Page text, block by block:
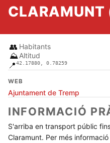
CLARAMUNT
👥 Habitants
⛰️ Altitud
📍42.17880, 0.78259
WEB
Ajuntament de Tremp
INFORMACIÓ
S'arriba en transport públic
Claramunt. Per més